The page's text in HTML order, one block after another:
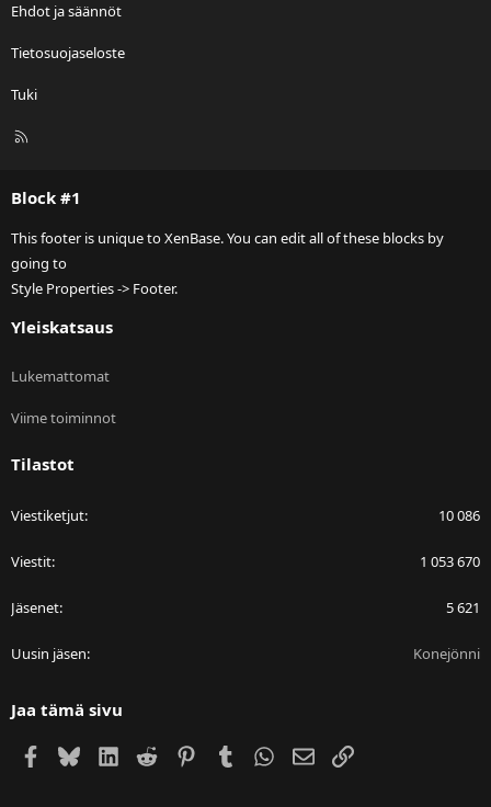
Ehdot ja säännöt
Tietosuojaseloste
Tuki
R
Block #1
This footer is unique to XenBase. You can edit all of these blocks by
going to
Style Properties -> Footer.
Yleiskatsaus
Lukemattomat
Viime toiminnot
Tilastot
Viestiketjut 10 086
Viestit 1 053 670
Jäsenet 5 621
Uusin jäsen Konejönni
Jaa tämä sivu
Facebook
BlueskyLinkedIn
Reddit PinterestTumblr WhatsApp
Sähköposti
Linkki